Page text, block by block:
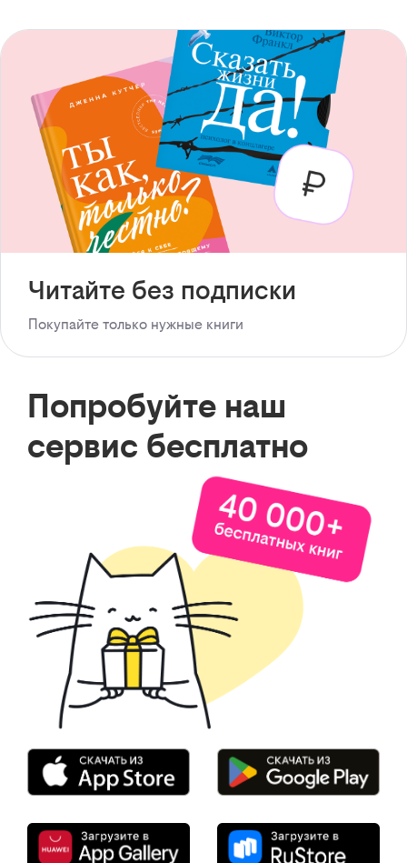
Читайте без подписки
Покупайте только нужные книги
Попробуйте наш
сервис бесплатно